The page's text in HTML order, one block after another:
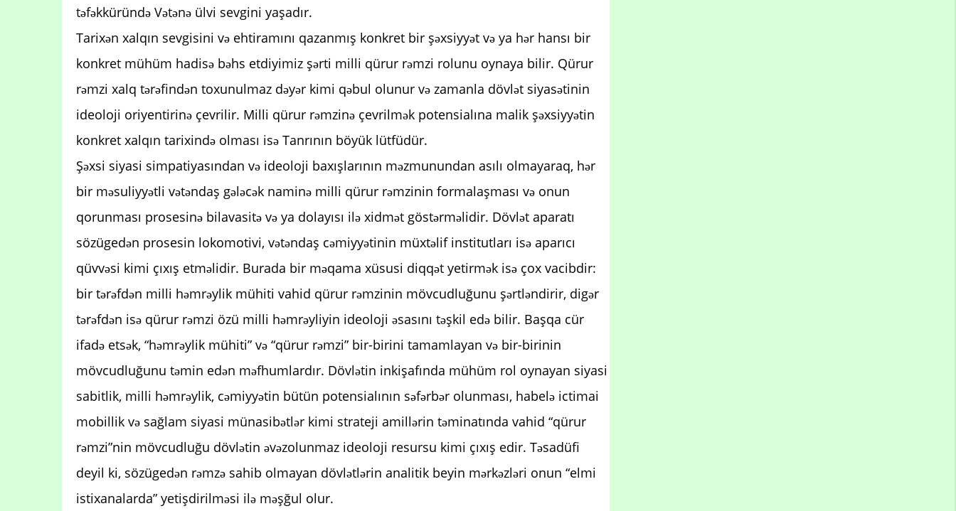
təfəkküründə Vətənə ülvi sevgini yaşadır.
Tarixən xalqın sevgisini və ehtiramını qazanmış konkret bir şəxsiyyət və ya hər hansı bir
konkret mühüm hadisə bəhs etdiyimiz şərti milli qürur rəmzi rolunu oynaya bilir. Qürur
rəmzi xalq tərəfindən toxunulmaz dəyər kimi qəbul olunur və zamanla dövlət siyasətinin
ideoloji oriyentirinə çevrilir. Milli qürur rəmzinə çevrilmək potensialına malik şəxsiyyətin
konkret xalqın tarixində olması isə Tanrının böyük lütfüdür.
Şəxsi siyasi simpatiyasından və ideoloji baxışlarının məzmunundan asılı olmayaraq, hər
bir məsuliyyətli vətəndaş gələcək naminə milli qürur rəmzinin formalaşması və onun
qorunması prosesinə bilavasitə və ya dolayısı ilə xidmət göstərməlidir. Dövlət aparatı
sözügedən prosesin lokomotivi, vətəndaş cəmiyyətinin müxtəlif institutları isə aparıcı
qüvvəsi kimi çıxış etməlidir. Burada bir məqama xüsusi diqqət yetirmək isə çox vacibdir:
bir tərəfdən milli həmrəylik mühiti vahid qürur rəmzinin mövcudluğunu şərtləndirir, digər
tərəfdən isə qürur rəmzi özü milli həmrəyliyin ideoloji əsasını təşkil edə bilir. Başqa cür
ifadə etsək, “həmrəylik mühiti” və “qürur rəmzi” bir-birini tamamlayan və bir-birinin
mövcudluğunu təmin edən məfhumlardır. Dövlətin inkişafında mühüm rol oynayan siyasi
sabitlik, milli həmrəylik, cəmiyyətin bütün potensialının səfərbər olunması, habelə ictimai
mobillik və sağlam siyasi münasibətlər kimi strateji amillərin təminatında vahid “qürur
rəmzi”nin mövcudluğu dövlətin əvəzolunmaz ideoloji resursu kimi çıxış edir. Təsadüfi
deyil ki, sözügedən rəmzə sahib olmayan dövlətlərin analitik beyin mərkəzləri onun “elmi
istixanalarda” yetişdirilməsi ilə məşğul olur.